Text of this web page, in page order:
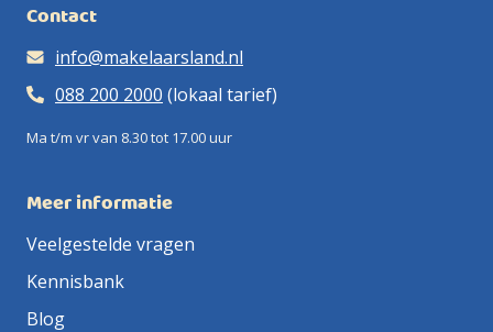
Contact
info@makelaarsland.nl
088 200 2000 (lokaal tarief)
Ma t/m vr van 8.30 tot 17.00 uur
Meer informatie
Veelgestelde vragen
Kennisbank
Blog